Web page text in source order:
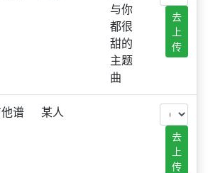
与你
都很
甜的
主题
曲
去
上
传
谱
某人
去
上
传